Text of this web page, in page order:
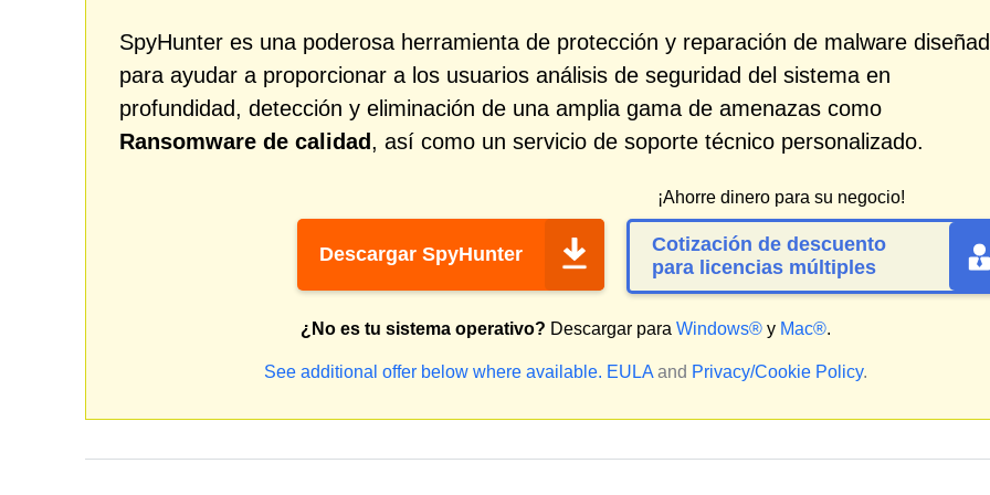
SpyHunter es una poderosa herramienta de protección y reparación de malware
para ayudar a proporcionar a los usuarios análisis de seguridad del sistema en
profundidad, detección y eliminación de una amplia gama de amenazas como
Ransomware de calidad, así como un servicio de soporte técnico personalizado.
Descargar SpyHunter
¡Ahorre dinero para su negocio!
Cotización de descuento
para licencias múltiples
¿No es tu sistema operativo? Descargar para Windows® y Mac®.
See additional offer below where available. EULA and Privacy/Cookie Policy.